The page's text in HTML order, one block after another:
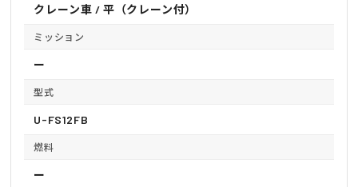
クレーン車 / 平（クレーン付）
ミッション
ー
型式
U-FS12FB
燃料
ー